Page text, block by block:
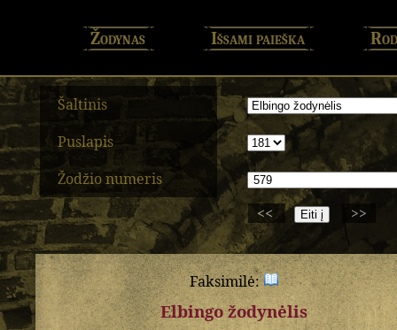
Žodynas Išsami paieška
Šaltinis
Puslapis
Žodžio numeris
<<
>>
Faksimilė:
Elbingo žodynėlis